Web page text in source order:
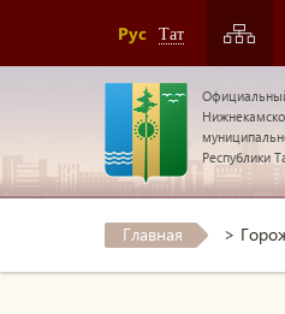
Рус Тат
Республики
Главная >